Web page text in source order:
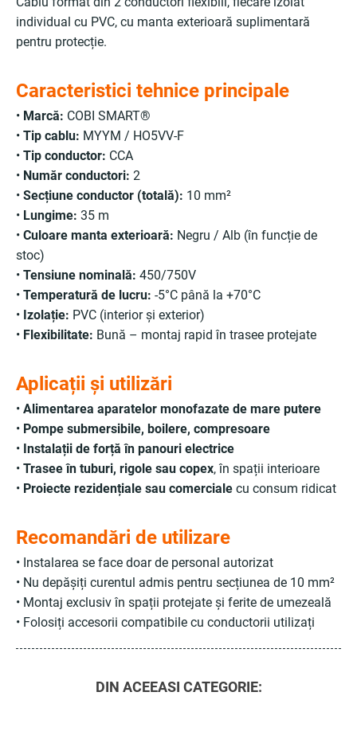
individual cu PVC, cu manta exterioară suplimentară
pentru protecție.
Caracteristici tehnice principale
• Marcă: COBI SMART®
• Tip cablu: MYYM / HO5VV-F
• Tip conductor: CCA
• Număr conductori: 2
• Secțiune conductor (totală): 10 mm²
• Lungime: 35 m
• Culoare manta exterioară: Negru / Alb (în funcție de
stoc)
• Tensiune nominală: 450/750V
• Temperatură de lucru: -5°C până la +70°C
• Izolație: PVC (interior și exterior)
• Flexibilitate: Bună – montaj rapid în trasee protejate
Aplicații și utilizări
• Alimentarea aparatelor monofazate de mare putere
• Pompe submersibile, boilere, compresoare
• Instalații de forță în panouri electrice
• Trasee în tuburi, rigole sau copex, în spații interioare
• Proiecte rezidențiale sau comerciale cu consum ridicat
Recomandări de utilizare
• Instalarea se face doar de personal autorizat
• Nu depășiți curentul admis pentru secțiunea de 10 mm²
• Montaj exclusiv în spații protejate și ferite de umezeală
• Folosiți accesorii compatibile cu conductorii utilizați
DIN ACEEASI CATEGORIE: